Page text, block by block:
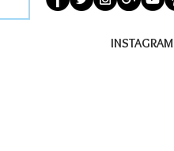
INSTAGRAM